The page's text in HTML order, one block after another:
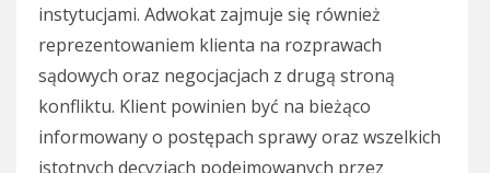
instytucjami. Adwokat zajmuje się również
reprezentowaniem klienta na rozprawach
sądowych oraz negocjacjach z drugą stroną
konfliktu. Klient powinien być na bieżąco
informowany o postępach sprawy oraz wszelkich
istotnych decyzjach podejmowanych przez